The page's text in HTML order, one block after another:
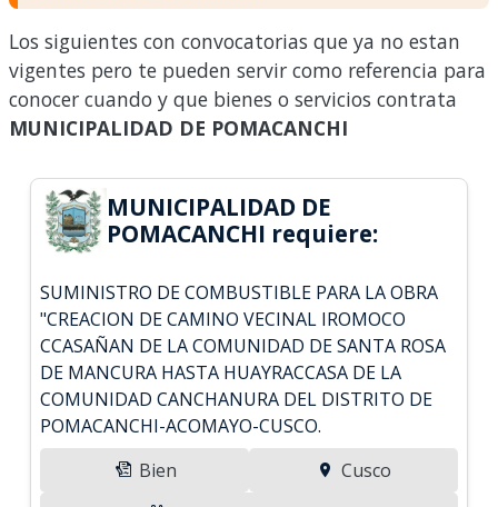
Los siguientes con convocatorias que ya no estan
vigentes pero te pueden servir como referencia para
conocer cuando y que bienes o servicios contrata
MUNICIPALIDAD DE POMACANCHI
MUNICIPALIDAD DE
POMACANCHI requiere:
SUMINISTRO DE COMBUSTIBLE PARA LA OBRA
"CREACION DE CAMINO VECINAL IROMOCO
CCASAÑAN DE LA COMUNIDAD DE SANTA ROSA
DE MANCURA HASTA HUAYRACCASA DE LA
COMUNIDAD CANCHANURA DEL DISTRITO DE
POMACANCHI-ACOMAYO-CUSCO.
Bien
Cusco